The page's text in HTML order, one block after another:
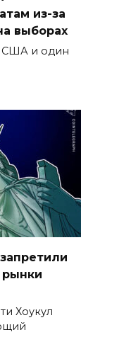
из-за
выборах
США и один
рынки
Хоукул